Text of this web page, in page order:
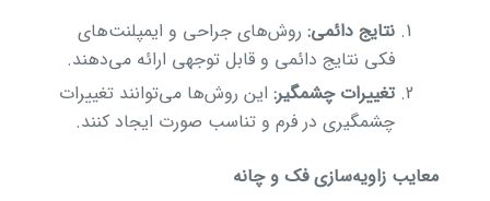
نتایج دائمی:روش‌های جراحی و ایمپلنت‌های
فکی نتایج دائمی و قابل توجهی ارائه می‌دهند.
تغییرات چشمگیر:این روش‌ها می‌توانند تغییرات
چشمگیری در فرم و تناسب صورت ایجاد کنند.
معایب زاویه‌سازی فک و چانه